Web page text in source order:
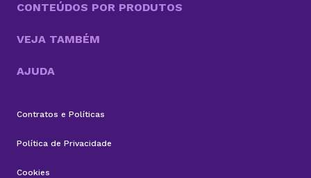
CONTEÚDOS POR PRODUTOS
VEJA TAMBÉM
AJUDA
Contratos e Políticas
Política de Privacidade
Cookies